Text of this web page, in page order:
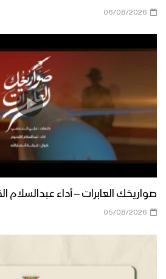
06/08/2026
صواريخك العابرات – أداء عبدالسلام القحوم
05/08/2026